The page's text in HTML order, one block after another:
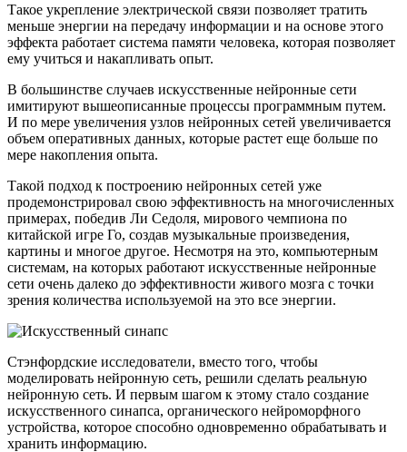
Такое укрепление электрической связи позволяет тратить
меньше энергии на передачу информации и на основе этого
эффекта работает система памяти человека, которая позволяет
ему учиться и накапливать опыт.
В большинстве случаев искусственные нейронные сети
имитируют вышеописанные процессы программным путем.
И по мере увеличения узлов нейронных сетей увеличивается
объем оперативных данных, которые растет еще больше по
мере накопления опыта.
Такой подход к построению нейронных сетей уже
продемонстрировал свою эффективность на многочисленных
примерах, победив Ли Седоля, мирового чемпиона по
китайской игре Го, создав музыкальные произведения,
картины и многое другое. Несмотря на это, компьютерным
системам, на которых работают искусственные нейронные
сети очень далеко до эффективности живого мозга с точки
зрения количества используемой на это все энергии.
Стэнфордские исследователи, вместо того, чтобы
моделировать нейронную сеть, решили сделать реальную
нейронную сеть. И первым шагом к этому стало создание
искусственного синапса, органического нейроморфного
устройства, которое способно одновременно обрабатывать и
хранить информацию.